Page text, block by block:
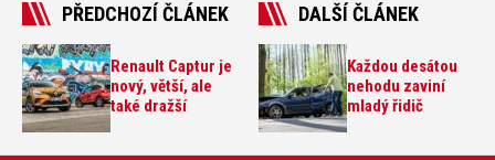
PŘEDCHOZÍ ČLÁNEK
Renault Captur je
nový, větší, ale
také dražší
DALŠÍ ČLÁNEK
Každou desátou
nehodu zaviní
mladý řidič